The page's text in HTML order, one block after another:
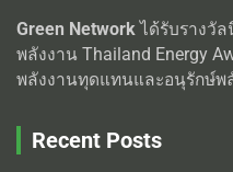
Green Networkได้รับรางวัล
พลังงาน Thailand Energy
พลังงานทุดแทนและอนุรักษ์พ
Recent Posts